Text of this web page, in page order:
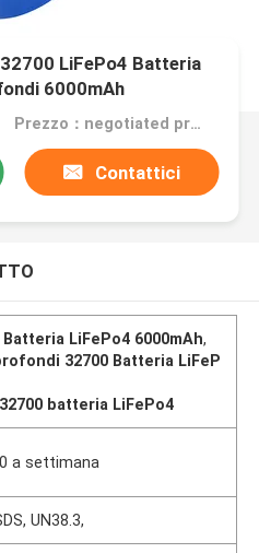
LiFePo4 Batteria
6000mAh
Prezzo：negotiated price
Contattici
Batteria LiFePo4 6000mAh,
32700 Batteria LiFeP
batteria LiFePo4
a settimana
UN38.3,